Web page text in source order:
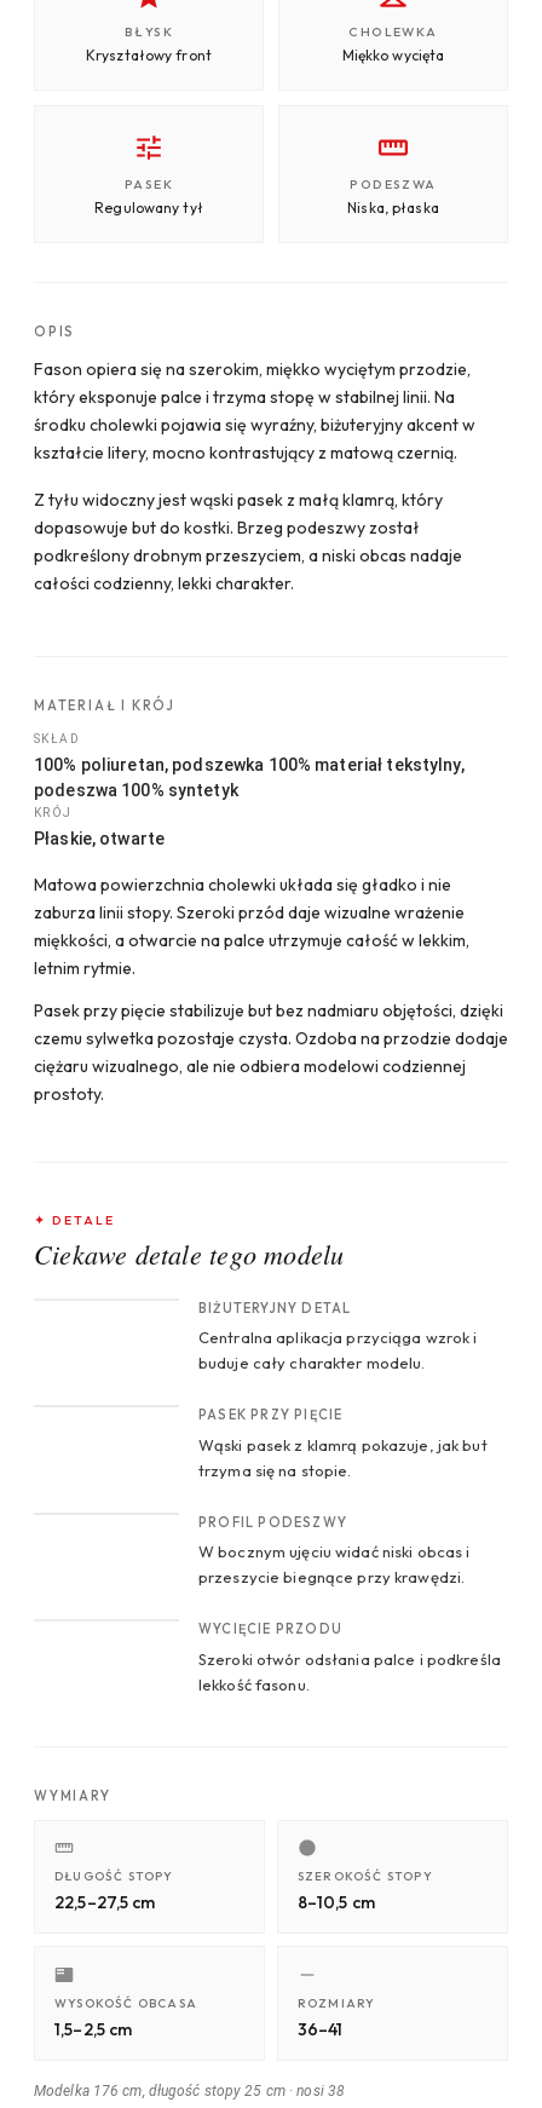
BŁYSK
Kryształowy front
CHOLEWKA
Miękko wycięta
PASEK
Regulowany tył
PODESZWA
Niska, płaska
OPIS
Fason opiera się na szerokim, miękko wyciętym przodzie,
który eksponuje palce i trzyma stopę w stabilnej linii. Na
środku cholewki pojawia się wyraźny, biżuteryjny akcent w
kształcie litery, mocno kontrastujący z matową czernią.
Z tyłu widoczny jest wąski pasek z małą klamrą, który
dopasowuje but do kostki. Brzeg podeszwy został
podkreślony drobnym przeszyciem, a niski obcas nadaje
całości codzienny, lekki charakter.
MATERIAŁ I KRÓJ
SKŁAD
100% poliuretan, podszewka 100% materiał tekstylny,
podeszwa 100% syntetyk
KRÓJ
Płaskie, otwarte
Matowa powierzchnia cholewki układa się gładko i nie
zaburza linii stopy. Szeroki przód daje wizualne wrażenie
miękkości, a otwarcie na palce utrzymuje całość w lekkim,
letnim rytmie.
Pasek przy pięcie stabilizuje but bez nadmiaru objętości, dzięki
czemu sylwetka pozostaje czysta. Ozdoba na przodzie dodaje
ciężaru wizualnego, ale nie odbiera modelowi codziennej
prostoty.
✦ DETALE
Ciekawe detale tego modelu
BIŻUTERYJNY DETAL
Centralna aplikacja przyciąga wzrok i
buduje cały charakter modelu.
PASEK PRZY PIĘCIE
Wąski pasek z klamrą pokazuje, jak but
trzyma się na stopie.
PROFIL PODESZWY
W bocznym ujęciu widać niski obcas i
przeszycie biegnące przy krawędzi.
WYCIĘCIE PRZODU
Szeroki otwór odsłania palce i podkreśla
lekkość fasonu.
WYMIARY
DŁUGOŚĆ STOPY
22,5–27,5 cm
SZEROKOŚĆ STOPY
8–10,5 cm
WYSOKOŚĆ OBCASA
1,5–2,5 cm
ROZMIARY
36–41
Modelka 176 cm, długość stopy 25 cm·nosi 38